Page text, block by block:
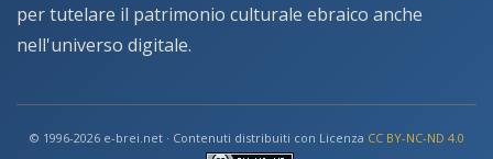
per tutelare il patrimonio culturale ebraico anche
nell'universo digitale.
© 1996-2026 e-brei.net · Contenuti distribuiti con Licenza CC BY-NC-ND 4.0